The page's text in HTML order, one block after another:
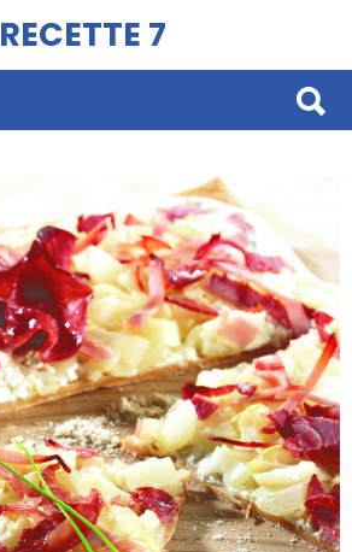
RECETTE 7